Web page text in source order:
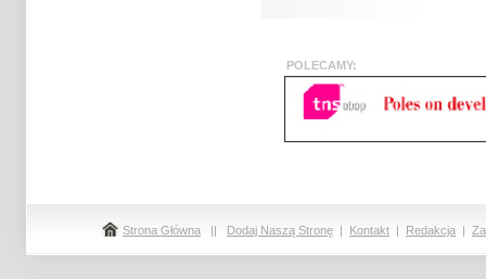
Strona Główna || Dodaj Naszą Stronę | Kontakt | Redakcja |